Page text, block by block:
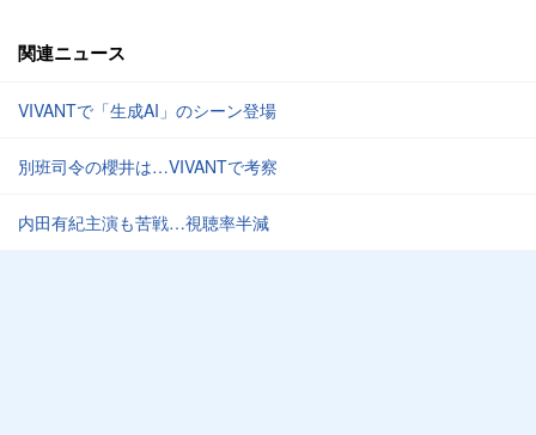
関連ニュース
VIVANTで「生成AI」のシーン登場
別班司令の櫻井は…VIVANTで考察
内田有紀主演も苦戦…視聴率半減